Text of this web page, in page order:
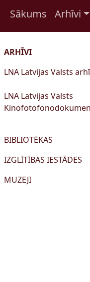
Pāriet uz saturu
Sākums Arhīvi
ARHĪVI
LNA Latvijas Valsts
LNA Latvijas Valsts
BIBLIOTĒKAS
IZGLĪTĪBAS IESTĀDES
MUZEJI